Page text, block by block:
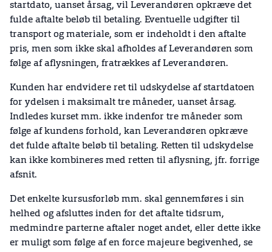
startdato, uanset årsag, vil Leverandøren opkræve det
fulde aftalte beløb til betaling. Eventuelle udgifter til
transport og materiale, som er indeholdt i den aftalte
pris, men som ikke skal afholdes af Leverandøren som
følge af aflysningen, fratrækkes af Leverandøren.
Kunden har endvidere ret til udskydelse af startdatoen
for ydelsen i maksimalt tre måneder, uanset årsag.
Indledes kurset mm. ikke indenfor tre måneder som
følge af kundens forhold, kan Leverandøren opkræve
det fulde aftalte beløb til betaling. Retten til udskydelse
kan ikke kombineres med retten til aflysning, jfr. forrige
afsnit.
Det enkelte kursusforløb mm. skal gennemføres i sin
helhed og afsluttes inden for det aftalte tidsrum,
medmindre parterne aftaler noget andet, eller dette ikke
er muligt som følge af en force majeure begivenhed, se